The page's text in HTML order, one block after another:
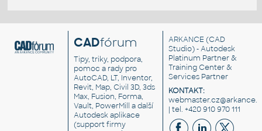
CADfórum
Tipy, triky, podpora,
pomoc a rady pro
AutoCAD, LT, Inventor,
Revit, Map, Civil 3D, 3ds
Max, Fusion, Forma,
Vault, PowerMill a další
Autodesk aplikace
(support firmy
ARKANCE (CAD
Studio) - Autodesk
Platinum Partner &
Training Center &
Services Partner
KONTAKT:
| tel. +420 910 970 111